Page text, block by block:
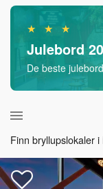
★ ★ ★
Julebord
De beste
Finn bryllupslokaler i